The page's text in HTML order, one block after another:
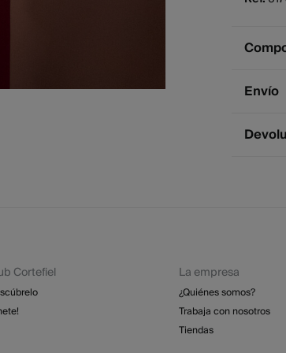
Envío
4 -
Cortefiel La empresa
¿Quiénes somos?
Trabaja con nosotros
Tiendas